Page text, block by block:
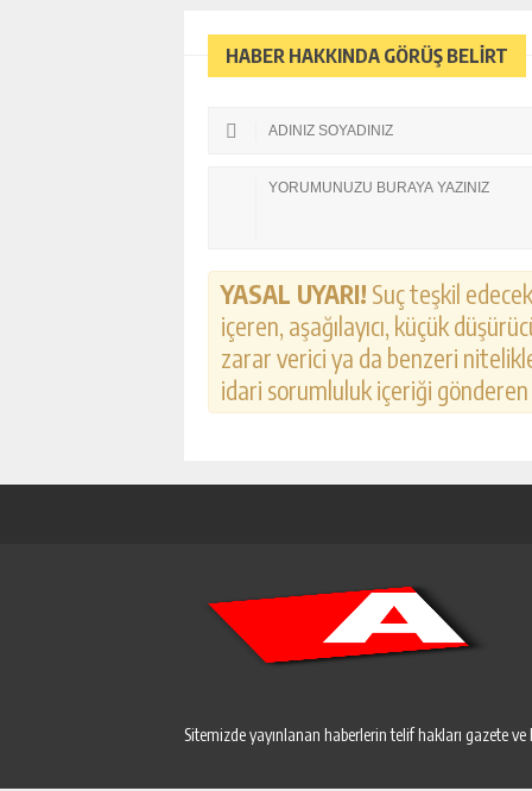
HABER HAKKINDA GÖRÜŞ BELİRT
YASAL UYARI! Suç teşkil
içeren, aşağılayıcı, küçük
zarar verici ya da benzeri
idari sorumluluk içeriği
Sitemizde yayınlanan haberlerin telif hakları gazete